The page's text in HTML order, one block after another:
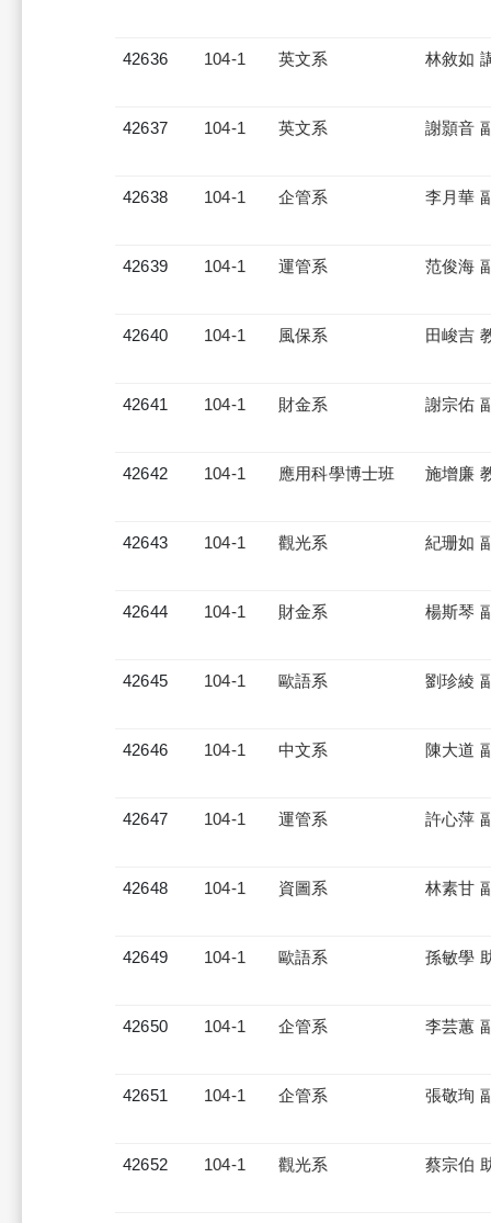
42636 104-1 英文系 林敘如
42637 104-1 英文系 謝顥音
42638 104-1 企管系 李月華
42639 104-1 運管系 范俊海
42640 104-1 風保系 田峻吉
42641 104-1 財金系 謝宗佑
42642 104-1 應用科學博士班 施增廉
42643 104-1 觀光系 紀珊如
42644 104-1 財金系 楊斯琴
42645 104-1 歐語系 劉珍綾
42646 104-1 中文系 陳大道
42647 104-1 運管系 許心萍
42648 104-1 資圖系 林素甘
42649 104-1 歐語系 孫敏學
42650 104-1 企管系 李芸蕙
42651 104-1 企管系 張敬珣
42652 104-1 觀光系 蔡宗伯